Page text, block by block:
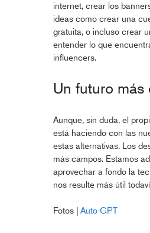
internet, crear los
ideas como crear una
gratuita, o incluso crear
entender lo que
influencers.
Un futuro
Aunque, sin duda, el
está haciendo con las
estas alternativas. Los
más campos. Estamos
aprovechar a fondo la
nos resulte más útil
Fotos | Auto-GPT